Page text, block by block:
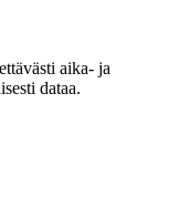
aika- ja
dataa.